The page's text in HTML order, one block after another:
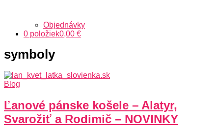
Objednávky
0 položiek0,00 €
symboly
Blog
Ľanové pánske košele – Alatyr,
Svarožiť a Rodimič – NOVINKY